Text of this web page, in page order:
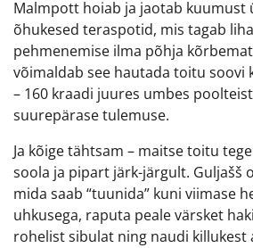
Malmpott hoiab ja jaotab kuumust
õhukesed teraspotid, mis tagab
pehmenemise ilma põhja
võimaldab see hautada toitu soovi
– 160 kraadi juures umbes
suurepärase tulemuse.
Ja kõige tähtsam – maitse toitu
soola ja pipart järk-järgult. Guljašš
mida saab “tuunida” kuni viimase
uhkusega, raputa peale värsket
rohelist sibulat ning naudi